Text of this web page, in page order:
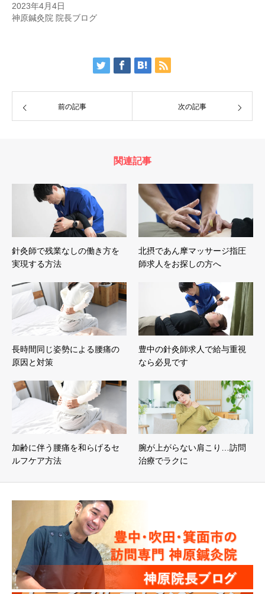
2023年4月4日
神原鍼灸院 院長ブログ
前の記事 次の記事
関連記事
針灸師で残業なしの働き方を
実現する方法
北摂であん摩マッサージ指圧
師求人をお探しの方へ
長時間同じ姿勢による腰痛の
原因と対策
豊中の針灸師求人で給与重視
なら必見です
加齢に伴う腰痛を和らげるセ
ルフケア方法
腕が上がらない肩こり…訪問
治療でラクに